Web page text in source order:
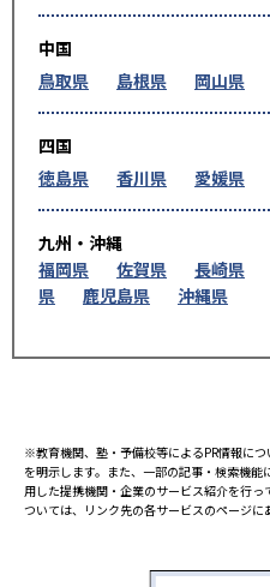
中国
鳥取県
島根県 岡山県
四国
徳島県
香川県 愛媛県
九州・沖縄
福岡県
佐賀県 長崎県
県
鹿児島県 沖縄県
※教育機関、塾・予備校等によるPR情報に
を明示します。また、一部の記事・検索機
用した提携機関・企業のサービス紹介を行
ついては、リンク先の各サービスのページに